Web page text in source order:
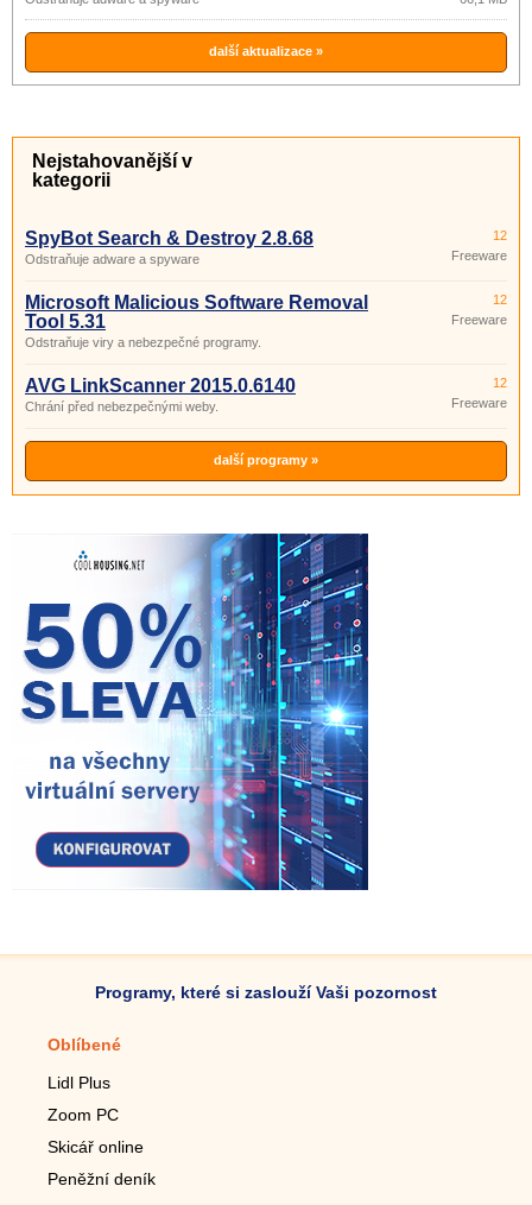
další aktualizace »
Nejstahovanější v
kategorii
SpyBot Search & Destroy 2.8.68
Odstraňuje adware a spyware
12
Freeware
Microsoft Malicious Software Removal
Tool 5.31
Odstraňuje viry a nebezpečné programy.
12
Freeware
AVG LinkScanner 2015.0.6140
Chrání před nebezpečnými weby.
12
Freeware
další programy »
Programy, které si zaslouží Vaši pozornost
Oblíbené
Lidl Plus
Zoom PC
Skicář online
Peněžní deník